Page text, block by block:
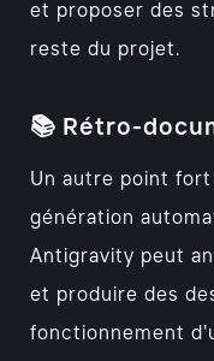
et proposer des
reste du projet.
📚 Rétro-
Un autre point
génération
Antigravity peut
et produire des
fonctionnement